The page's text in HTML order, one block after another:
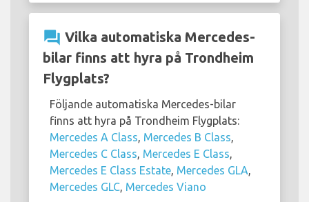
question_answer Vilka automatiska Mercedes-
bilar finns att hyra på Trondheim
Flygplats?
Följande automatiska Mercedes-bilar
finns att hyra på Trondheim Flygplats:
Mercedes A Class Mercedes B Class
Mercedes C Class Mercedes E Class
Mercedes E Class Estate Mercedes GLA
Mercedes GLC Mercedes Viano